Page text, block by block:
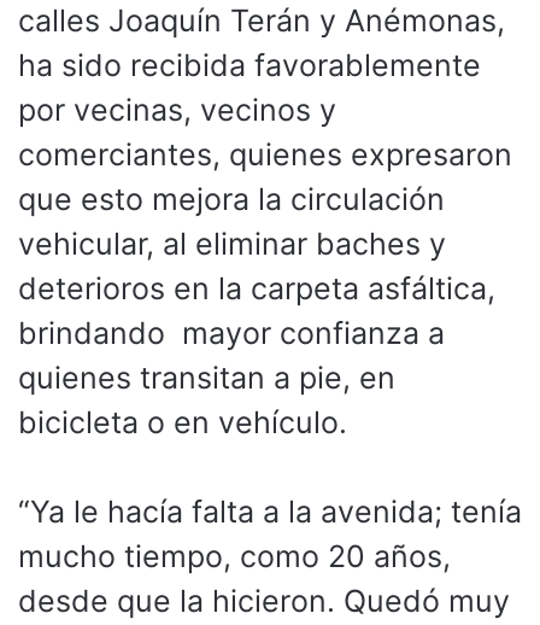
calles Joaquín Terán y Anémonas,
ha sido recibida favorablemente
por vecinas, vecinos y
comerciantes, quienes expresaron
que esto mejora la circulación
vehicular, al eliminar baches y
deterioros en la carpeta asfáltica,
brindando mayor confianza a
quienes transitan a pie, en
bicicleta o en vehículo.
“Ya le hacía falta a la avenida; tenía
mucho tiempo, como 20 años,
desde que la hicieron. Quedó muy